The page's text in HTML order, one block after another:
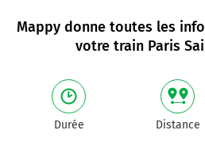
Mappy donne toutes les
votre train Paris
Durée Distance